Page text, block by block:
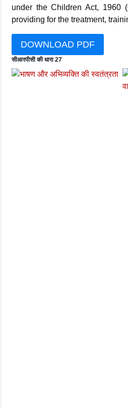
under the Children Act,
providing for the treatment,
DOWNLOAD PDF
सीआरपीसी की धारा 27